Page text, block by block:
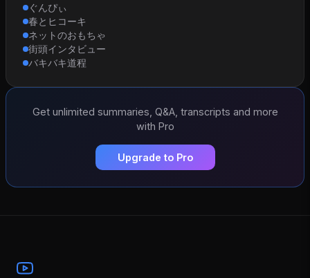
ぐんぴぃ
春とヒコーキ
ネットのおもちゃ
街頭インタビュー
バキバキ道程
Get unlimited summaries, Q&A, transcripts and more
with Pro
Upgrade to Pro